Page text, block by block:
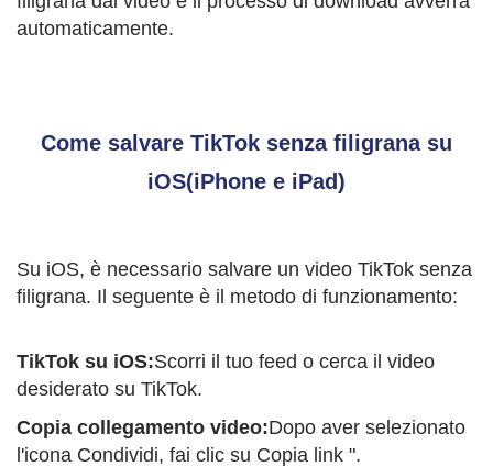
automaticamente.
Come salvare TikTok senza filigrana su
iOS(iPhone e iPad)
Su iOS, è necessario salvare un video TikTok senza
filigrana. Il seguente è il metodo di funzionamento:
TikTok su iOS:Scorri il tuo feed o cerca il video
desiderato su TikTok.
Copia collegamento video:Dopo aver selezionato
l'icona Condividi, fai clic su Copia link ".